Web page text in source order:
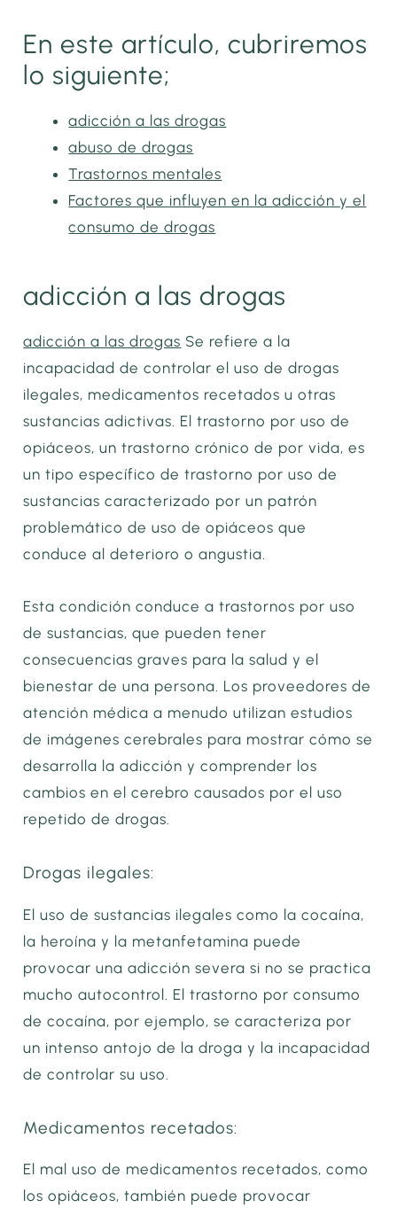
En este artículo, cubriremos
lo siguiente;
adicción a las drogas
abuso de drogas
Trastornos mentales
Factores que influyen en la adicción y el
consumo de drogas
adicción a las drogas
adicción a las drogas Se refiere a la
incapacidad de controlar el uso de drogas
ilegales, medicamentos recetados u otras
sustancias adictivas. El trastorno por uso de
opiáceos, un trastorno crónico de por vida, es
un tipo específico de trastorno por uso de
sustancias caracterizado por un patrón
problemático de uso de opiáceos que
conduce al deterioro o angustia.
Esta condición conduce a trastornos por uso
de sustancias, que pueden tener
consecuencias graves para la salud y el
bienestar de una persona. Los proveedores de
atención médica a menudo utilizan estudios
de imágenes cerebrales para mostrar cómo se
desarrolla la adicción y comprender los
cambios en el cerebro causados por el uso
repetido de drogas.
Drogas ilegales:
El uso de sustancias ilegales como la cocaína,
la heroína y la metanfetamina puede
provocar una adicción severa si no se practica
mucho autocontrol. El trastorno por consumo
de cocaína, por ejemplo, se caracteriza por
un intenso antojo de la droga y la incapacidad
de controlar su uso.
Medicamentos recetados:
El mal uso de medicamentos recetados, como
los opiáceos, también puede provocar